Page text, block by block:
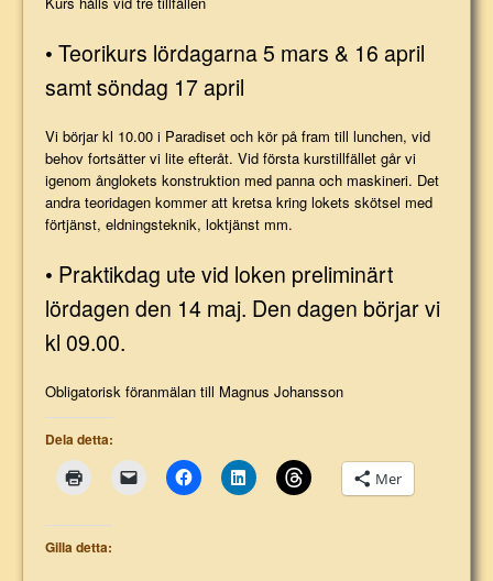
• Teorikurs lördagarna 5 mars & 16 april
samt söndag 17 april
Vi börjar kl 10.00 i Paradiset och kör på fram till lunchen, vid
behov fortsätter vi lite efteråt. Vid första kurstillfället går vi
igenom ånglokets konstruktion med panna och maskineri. Det
andra teoridagen kommer att kretsa kring lokets skötsel med
förtjänst, eldningsteknik, loktjänst mm.
• Praktikdag ute vid loken preliminärt
lördagen den 14 maj. Den dagen börjar vi
kl 09.00.
Obligatorisk föranmälan till Magnus Johansson
Dela detta:
Mer
Gilla detta: